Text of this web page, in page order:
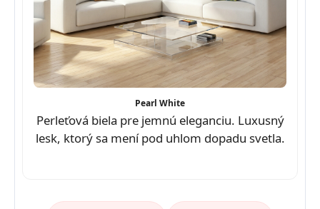
Pearl White
Perleťová biela pre jemnú eleganciu. Luxusný
lesk, ktorý sa mení pod uhlom dopadu svetla.